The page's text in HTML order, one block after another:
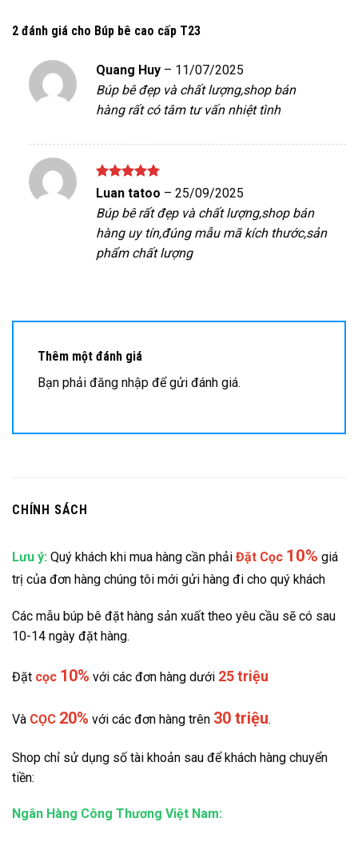
2 đánh giá cho Búp bê cao cấp T23
Quang Huy – 11/07/2025
Búp bê đẹp và chất lượng,shop bán
hàng rất có tâm tư vấn nhiệt tình
Được xếp
sao
Luan tatoo – 25/09/2025
Búp bê rất đẹp và chất lượng,shop bán
hàng uy tín,đúng mẫu mã kích thước,sản
phẩm chất lượng
Thêm một đánh giá
Bạn phải đăng nhập để gửi đánh giá.
CHÍNH SÁCH
Lưu ý: Quý khách khi mua hàng cần phải Đặt Cọc 10% giá
trị của đơn hàng chúng tôi mới gửi hàng đi cho quý khách
Các mẫu búp bê đặt hàng sản xuất theo yêu cầu sẽ có sau
10-14 ngày đặt hàng.
Đặt cọc 10% với các đơn hàng dưới 25 triệu
Và CỌC 20% với các đơn hàng trên 30 triệu.
Shop chỉ sử dụng số tài khoản sau để khách hàng chuyển
tiền:
Ngân Hàng Công Thương Việt Nam: